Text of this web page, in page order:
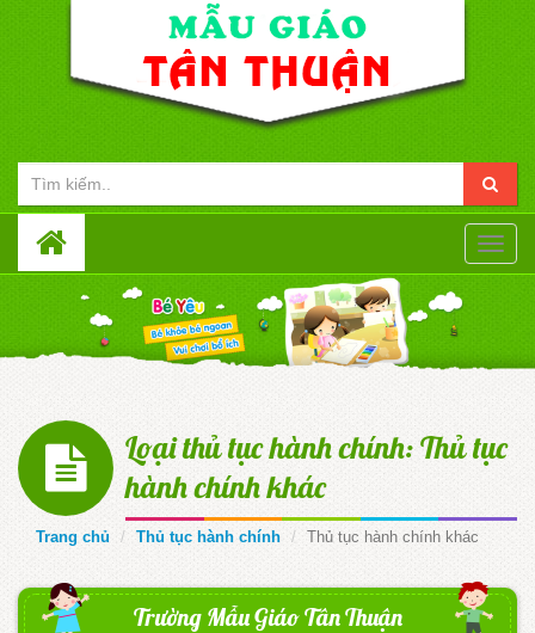
Toggle
Loại thủ tục hành chính: Thủ tục
hành chính khác
Trang chủ Thủ tục hành chính Thủ tục hành chính khác
Trường Mẫu Giáo Tân Thuận